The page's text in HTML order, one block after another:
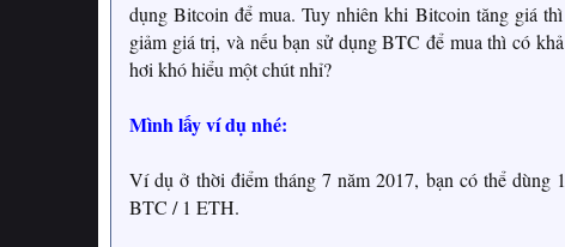
dụng Bitcoin để mua. Tuy nhiên khi Bitcoin tăng giá
giảm giá trị, và nếu bạn sử dụng BTC để mua thì có
hơi khó hiểu một chút nhỉ?
Mình lấy ví dụ nhé:
Ví dụ ở thời điểm tháng 7 năm 2017, bạn có thể
BTC / 1 ETH.